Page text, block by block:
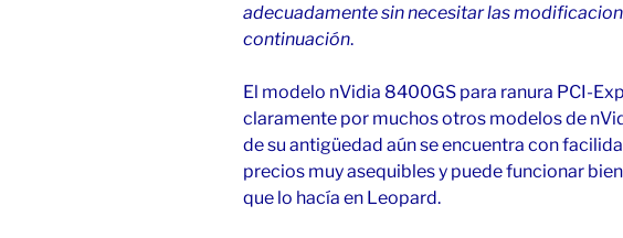
adecuadamente sin necesitar las
continuación.
El modelo nVidia 8400GS para ranura PCI-
claramente por muchos otros modelos de
de su antigüedad aún se encuentra con
precios muy asequibles y puede funcionar
que lo hacía en Leopard.